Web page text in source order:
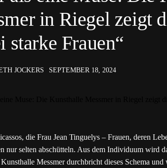
in Riegel zeigt
starke Frauen“
JOCKERS SEPTEMBER 18, 2024
die Frau Jean Tinguelys – Frauen, deren
nur selten abschütteln. Aus dem Individuum wird
Messmer durchbricht dieses Schema